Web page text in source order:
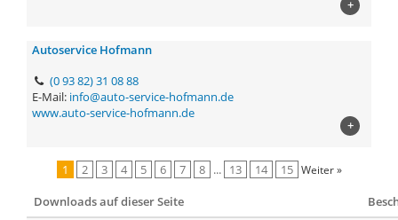
+
Autoservice Hofmann
+
(0 93 82) 31 08 88
E-Mail: info@auto-service-hofmann.de
www.auto-service-hofmann.de
1 2 3 4 5 6 7 8 ... 13 14 15 Weiter »
Downloads auf dieser Seite